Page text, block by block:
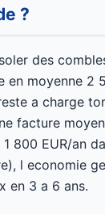
?
des
en moyenne 2
a charge
facture
800 EUR/an
l economie
en 3 a 6 ans.